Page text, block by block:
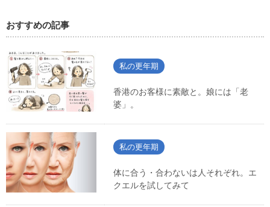
おすすめの記事
私の更年期
香港のお客様に素敵と。娘には「老
婆」。
私の更年期
体に合う・合わないは人それぞれ。エ
クエルを試してみて